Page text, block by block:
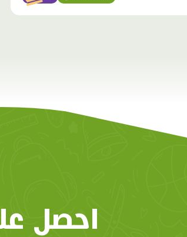
احصل